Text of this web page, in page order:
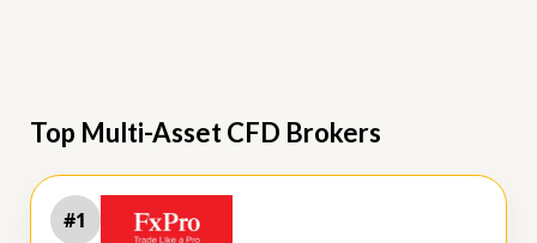
Top Multi-Asset CFD Brokers
#1